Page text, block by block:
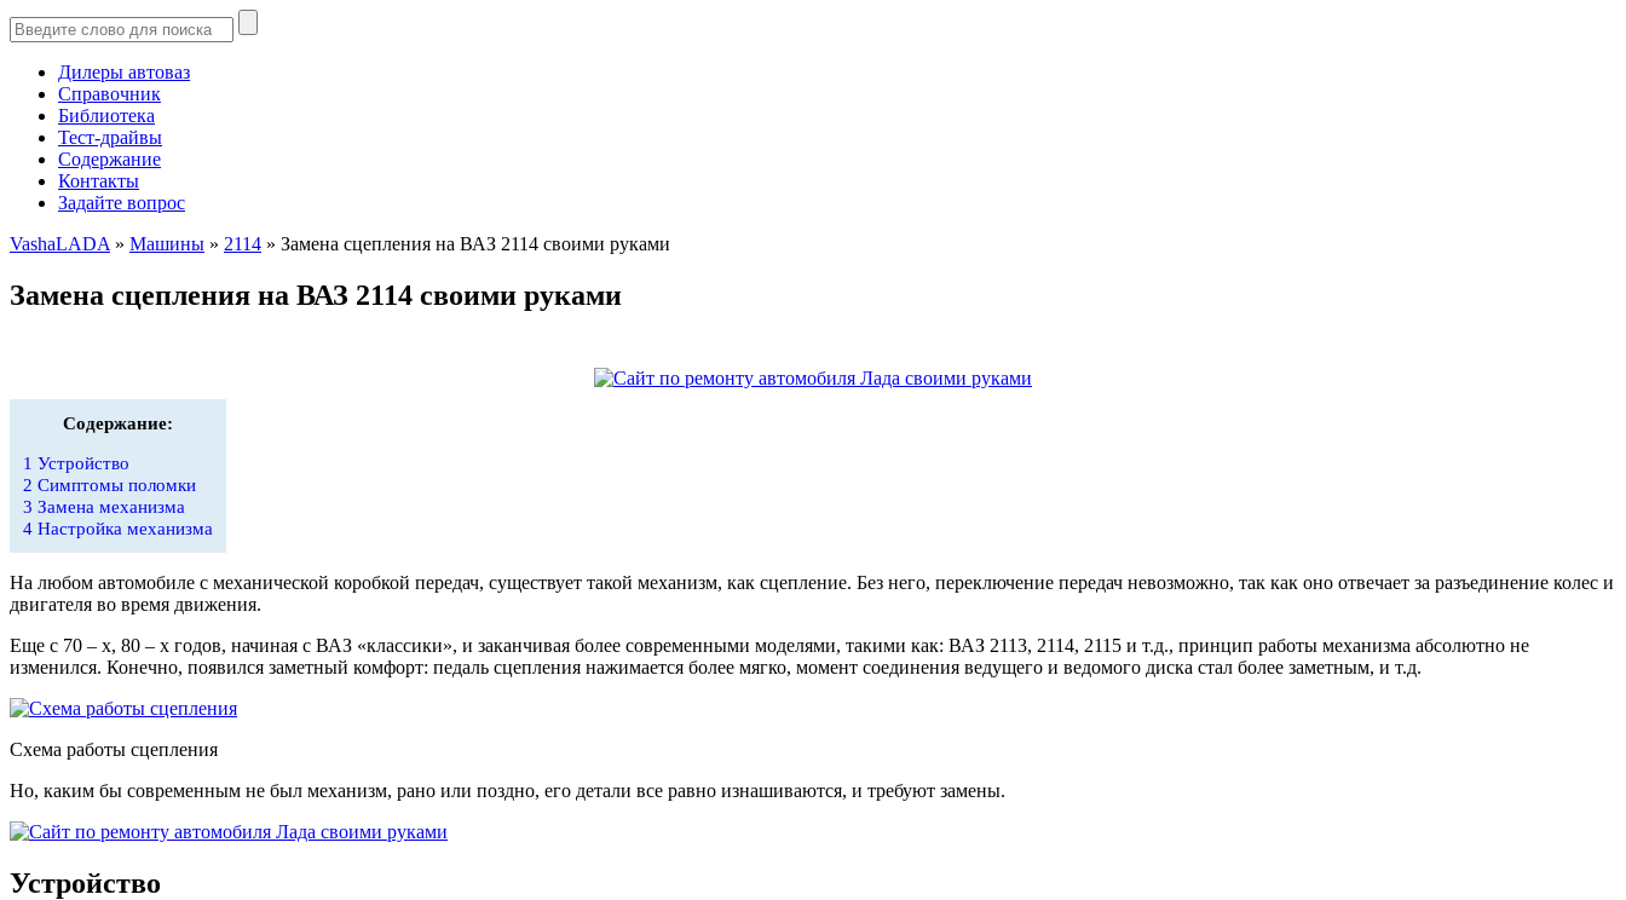
Дилеры автоваз
Справочник
Библиотека
Тест-драйвы
Содержание
Контакты
Задайте вопрос
VashaLADA » Машины » 2114 » Замена сцепления на ВАЗ 2114 своими руками
Замена сцепления на ВАЗ 2114 своими руками
Содержание:
1 Устройство
2 Симптомы поломки
3 Замена механизма
4 Настройка механизма
На любом автомобиле с механической коробкой передач, существует такой механизм, как сцепление. Без него, переключение передач невозможно, так как оно отвечает за разъединение колес и
двигателя во время движения.
Еще с 70 – х, 80 – х годов, начиная с ВАЗ «классики», и заканчивая более современными моделями, такими как: ВАЗ 2113, 2114, 2115 и т.д., принцип работы механизма абсолютно не
изменился. Конечно, появился заметный комфорт: педаль сцепления нажимается более мягко, момент соединения ведущего и ведомого диска стал более заметным, и т.д.
Схема работы сцепления
Но, каким бы современным не был механизм, рано или поздно, его детали все равно изнашиваются, и требуют замены.
Устройство